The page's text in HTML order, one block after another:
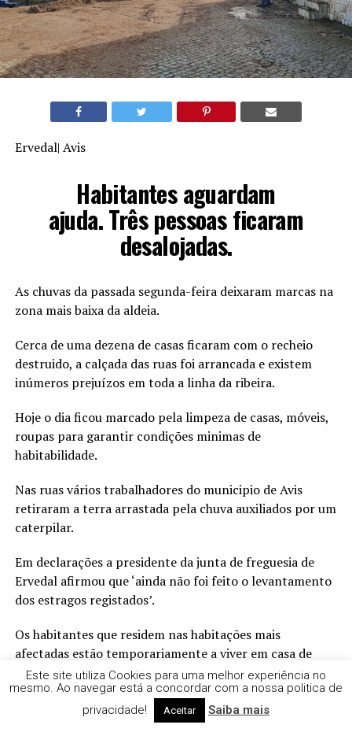
Ervedal| Avis
Habitantes aguardam
ajuda. Três pessoas ficaram
desalojadas.
As chuvas da passada segunda-feira deixaram marcas na
zona mais baixa da aldeia.
Cerca de uma dezena de casas ficaram com o recheio
destruido, a calçada das ruas foi arrancada e existem
inúmeros prejuízos em toda a linha da ribeira.
Hoje o dia ficou marcado pela limpeza de casas, móveis,
roupas para garantir condições minimas de
habitabilidade.
Nas ruas vários trabalhadores do municipio de Avis
retiraram a terra arrastada pela chuva auxiliados por um
caterpilar.
Em declarações a presidente da junta de freguesia de
Ervedal afirmou que ‘ainda não foi feito o levantamento
dos estragos registados’.
Os habitantes que residem nas habitações mais
afectadas estão temporariamente a viver em casa de
familiares.
Um dos casos é António Guedes, um idoso com 93 anos,
que ficou com sérios danos no recheio da sua habitação.
Este site utiliza Cookies para uma melhor experiência no
mesmo. Ao navegar está a concordar com a nossa politica de
privacidade!
Aceitar Saiba mais